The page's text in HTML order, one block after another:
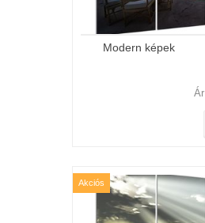
Modern képek
Ár
Akciós